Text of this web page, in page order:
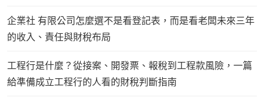
企業社 有限公司怎麼選不是看登記表，而是看老闆未來三年
的收入、責任與財稅布局
工程行是什麼？從接案、開發票、報稅到工程款風險，一篇
給準備成立工程行的人看的財稅判斷指南